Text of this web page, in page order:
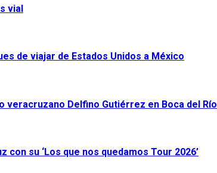
vial
de viajar de Estados Unidos a México
veracruzano Delfino Gutiérrez en Boca del Río
su ‘Los que nos quedamos Tour 2026’